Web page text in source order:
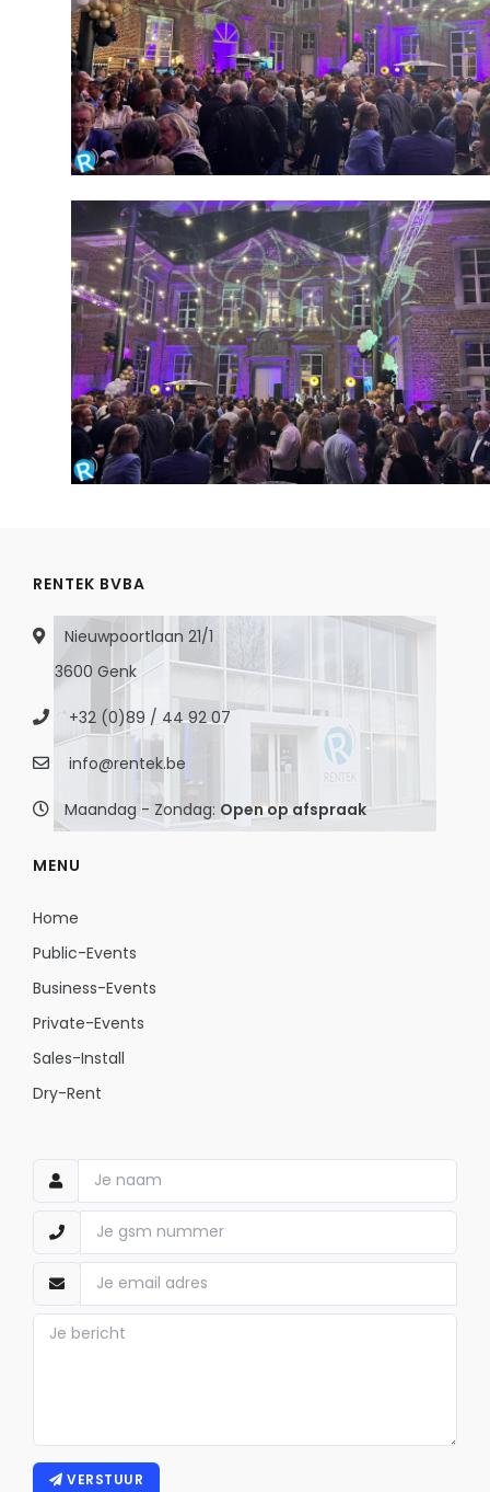
RENTEK BVBA
Nieuwpoortlaan 21/1
3600 Genk
+32 (0)89 / 44 92 07
info@rentek.be
Maandag - Zondag: Open op afspraak
MENU
Home
Public-Events
Business-Events
Private-Events
Sales-Install
Dry-Rent
VERSTUUR